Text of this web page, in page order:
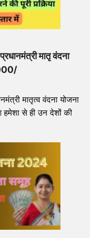
मातृ वंदना
मातृत्व वंदना योजना
हमेशा से ही उन देशों की